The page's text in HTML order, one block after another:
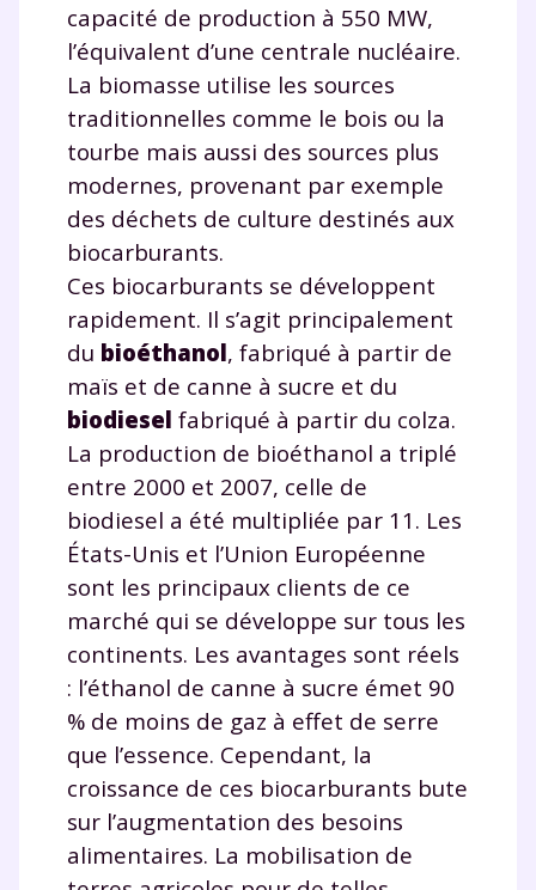
capacité de production à 550 MW,
l’équivalent d’une centrale nucléaire.
La biomasse utilise les sources
traditionnelles comme le bois ou la
tourbe mais aussi des sources plus
modernes, provenant par exemple
des déchets de culture destinés aux
biocarburants.
Ces biocarburants se développent
rapidement. Il s’agit principalement
du bioéthanol, fabriqué à partir de
maïs et de canne à sucre et du
biodiesel fabriqué à partir du colza.
La production de bioéthanol a triplé
entre 2000 et 2007, celle de
biodiesel a été multipliée par 11. Les
États-Unis et l’Union Européenne
sont les principaux clients de ce
marché qui se développe sur tous les
continents. Les avantages sont réels
: l’éthanol de canne à sucre émet 90
% de moins de gaz à effet de serre
que l’essence. Cependant, la
croissance de ces biocarburants bute
sur l’augmentation des besoins
alimentaires. La mobilisation de
Envie de progresser
et de réussir votre
année scolaire ?
Testez gratuitement